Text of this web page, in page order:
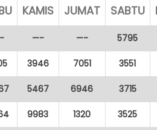
KAMIS JUMAT SABTU
—- —- 5795
3946 7051 3551
5467 6946 3715
9983 1320 3525